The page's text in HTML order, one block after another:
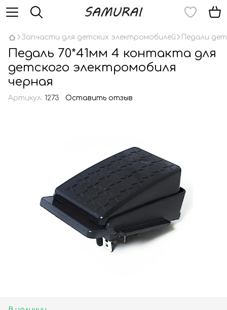
Запчасти для детских электромобилей Педали
Педаль 70*41мм 4 контакта для
детского электромобиля
черная
Артикул: 1273 Оставить отзыв